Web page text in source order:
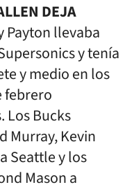
DEJA
Payton llevaba
y tenía
y medio en los
febrero
Los Bucks
Murray, Kevin
Seattle y los
Mason a